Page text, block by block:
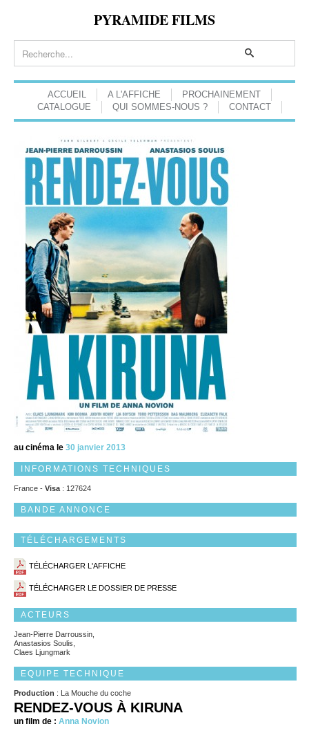
PYRAMIDE FILMS
ACCUEIL A L'AFFICHE
PROCHAINEMENT
CATALOGUE
QUI SOMMES-NOUS ? CONTACT
au cinéma le 30 janvier 2013
INFORMATIONS TECHNIQUES
France - Visa : 127624
BANDE ANNONCE
TÉLÉCHARGEMENTS
TÉLÉCHARGER L'AFFICHE
TÉLÉCHARGER LE DOSSIER DE PRESSE
ACTEURS
Jean-Pierre Darroussin,
Anastasios Soulis,
Claes Ljungmark
EQUIPE TECHNIQUE
Production : La Mouche du coche
RENDEZ-VOUS À KIRUNA
un film de : Anna Novion